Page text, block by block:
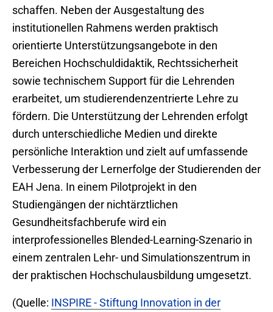
schaffen. Neben der Ausgestaltung des
institutionellen Rahmens werden praktisch
orientierte Unterstützungsangebote in den
Bereichen Hochschuldidaktik, Rechtssicherheit
sowie technischem Support für die Lehrenden
erarbeitet, um studierendenzentrierte Lehre zu
fördern. Die Unterstützung der Lehrenden erfolgt
durch unterschiedliche Medien und direkte
persönliche Interaktion und zielt auf umfassende
Verbesserung der Lernerfolge der Studierenden der
EAH Jena. In einem Pilotprojekt in den
Studiengängen der nichtärztlichen
Gesundheitsfachberufe wird ein
interprofessionelles Blended-Learning-Szenario in
einem zentralen Lehr- und Simulationszentrum in
der praktischen Hochschulausbildung umgesetzt.
(Quelle: INSPIRE - Stiftung Innovation in der